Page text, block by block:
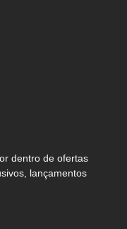
dentro de ofertas
lançamentos